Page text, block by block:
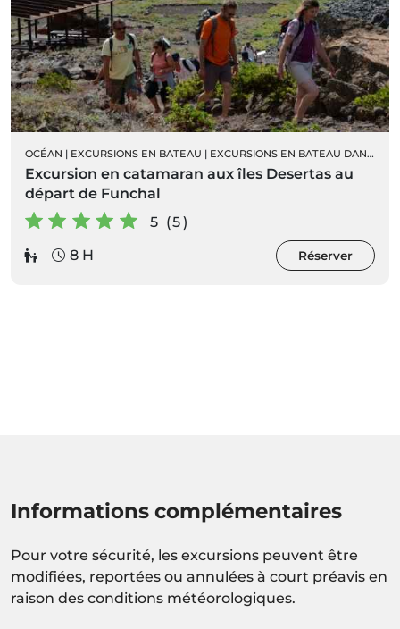
OCÉAN | EXCURSIONS EN BATEAU | EXCURSIONS EN BATEAU DANS LES ÎLES DESERTAS
Excursion en catamaran aux îles Desertas au
départ de Funchal
5 (5)
8 H
Réserver
Informations complémentaires
Pour votre sécurité, les excursions peuvent être
modifiées, reportées ou annulées à court préavis en
raison des conditions météorologiques.